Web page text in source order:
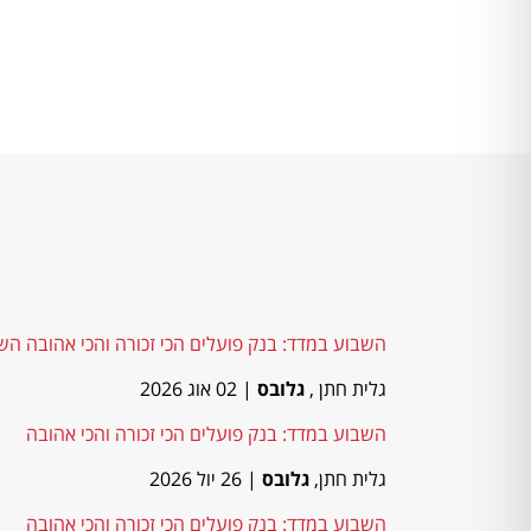
השבוע במדד: בנק פועלים הכי זכורה והכי אהובה
גלית חתן , גלובס | 02 אוג 2026
השבוע במדד: בנק פועלים הכי זכורה והכי אהובה
גלית חתן, גלובס | 26 יול 2026
השבוע במדד: בנק פועלים הכי זכורה והכי אהובה